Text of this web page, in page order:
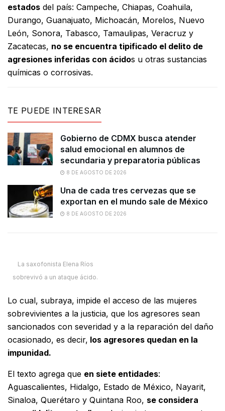
estados del país: Campeche, Chiapas, Coahuila,
Durango, Guanajuato, Michoacán, Morelos, Nuevo
León, Sonora, Tabasco, Tamaulipas, Veracruz y
Zacatecas, no se encuentra tipificado el delito de
agresiones inferidas con ácidos u otras sustancias
químicas o corrosivas.
TE PUEDE INTERESAR
Gobierno de CDMX busca atender
salud emocional en alumnos de
secundaria y preparatoria públicas
8 DE AGOSTO DE 2026
Una de cada tres cervezas que se
exportan en el mundo sale de México
8 DE AGOSTO DE 2026
La saxofonista Elena Ríos
sobrevivó a un ataque ácido.
Lo cual, subraya, impide el acceso de las mujeres
sobrevivientes a la justicia, que los agresores sean
sancionados con severidad y a la reparación del daño
ocasionado, es decir, los agresores quedan en la
impunidad.
El texto agrega que en siete entidades:
Aguascalientes, Hidalgo, Estado de México, Nayarit,
Sinaloa, Querétaro y Quintana Roo, se considera